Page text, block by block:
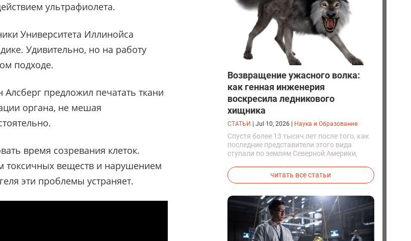
ультрафиолета.
Университета Иллинойса
Удивительно, но на работу
подходе.
предложил печатать ткани
органа, не мешая
время созревания клеток.
токсичных веществ и нарушением
эти проблемы устраняет.
Возвращение ужасного волка:
как генная инженерия
воскресила ледникового
хищника
СТАТЬИ Jul 10, 2026 Наука и Образование
Спустя более 13 тысяч лет после того, как
последние представители этого вида
ступали по землям Северной Америки,
вывели первых генетически
модифицированных щенков с фенотипом
читать все статьи